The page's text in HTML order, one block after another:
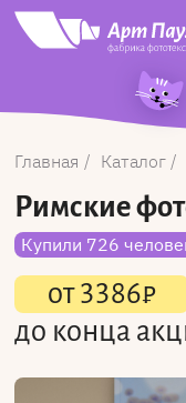
Главная Каталог
Римские
Купили 726
от3386₽
до конца